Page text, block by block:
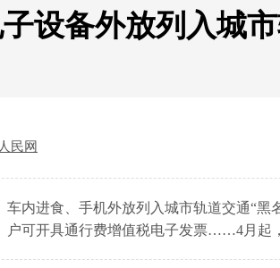
设备外放列入城
民网
车内进食、手机外放列入城市轨道交通“黑
户可开具通行费增值税电子发票……4月起